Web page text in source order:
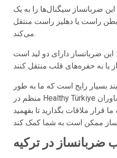
ضربانساز سیگنال‌ها را به یک
راست یا دهلیز راست منتقل
می‌کند.
ضربانساز دارای دو لید است
بسیار رایج است که ما به طور
منظم در Healthy Türkiye انجام می‌دهیم. با یکی از مشاوران
قرار ملاقات بگذارید تا بفهمید
ضربانساز در ترکیه